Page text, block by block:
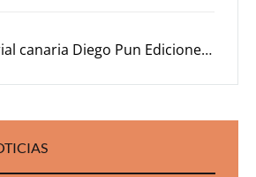
La editorial canaria Diego Pun Ediciones, premiada a nivel internacional con su libro ‘Caperucita roja (primero sueño)’